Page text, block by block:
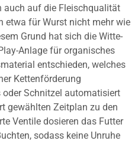
auch auf die Fleischqualität
etwa für Wurst nicht mehr wie
Grund hat sich die Witte-
Anlage für organisches
entschieden, welches
Kettenförderung
Schnitzel automatisiert
gewählten Zeitplan zu den
Ventile dosieren das Futter
sodass keine Unruhe